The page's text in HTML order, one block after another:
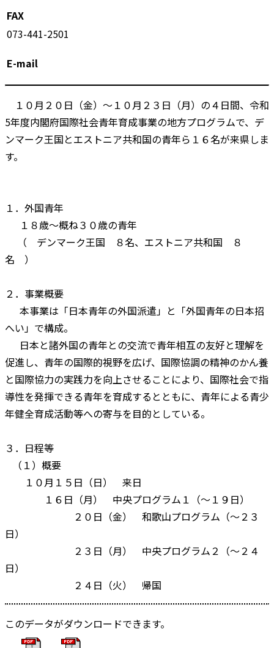
FAX
073-441-2501
E-mail
１０月２０日（金）～１０月２３日（月）の４日間、令和
5年度内閣府国際社会青年育成事業の地方プログラムで、デ
ンマーク王国とエストニア共和国の青年ら１６名が来県しま
す。
１．外国青年
１８歳～概ね３０歳の青年
（ デンマーク王国 ８名、エストニア共和国 ８
名 ）
２．事業概要
本事業は「日本青年の外国派遣」と「外国青年の日本招
へい」で構成。
日本と諸外国の青年との交流で青年相互の友好と理解を
促進し、青年の国際的視野を広げ、国際協調の精神のかん養
と国際協力の実践力を向上させることにより、国際社会で指
導性を発揮できる青年を育成するとともに、青年による青少
年健全育成活動等への寄与を目的としている。
３．日程等
（１）概要
１０月１５日（日） 来日
１６日（月） 中央プログラム１（～１９日）
２０日（金） 和歌山プログラム（～２３
日）
２３日（月） 中央プログラム２（～２４
日）
２４日（火） 帰国
このデータがダウンロードできます。